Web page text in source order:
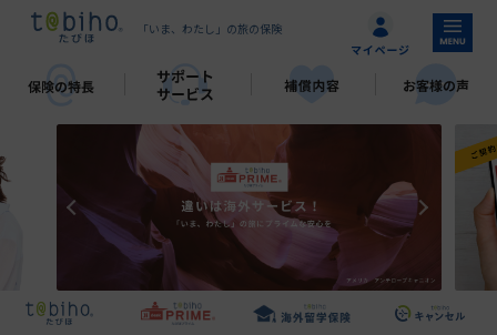
「いま、わたし」の旅の保険